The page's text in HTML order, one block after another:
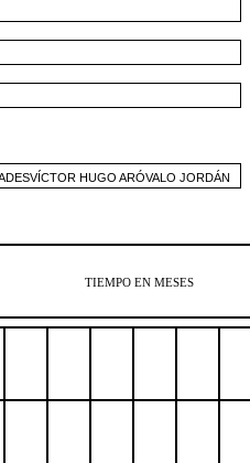
VÍCTOR HUGO ARÓVALO JORDÁN
TIEMPO EN MESES